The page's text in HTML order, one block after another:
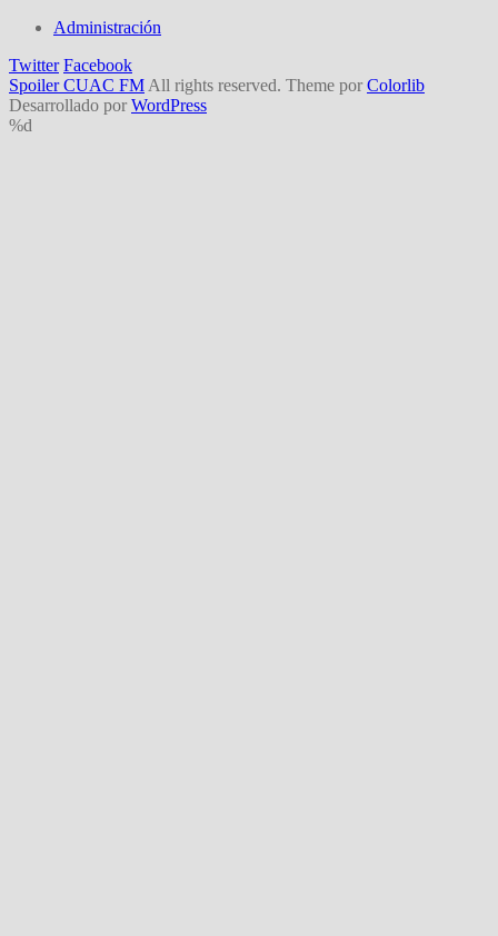
Administración
Twitter Facebook
Spoiler CUAC FM All rights reserved. Theme por Colorlib
Desarrollado por WordPress
%d